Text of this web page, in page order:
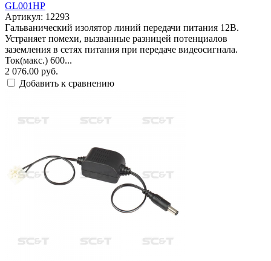
GL001HP
Артикул: 12293
Гальванический изолятор линий передачи питания 12В.
Устраняет помехи, вызванные разницей потенциалов
заземления в сетях питания при передаче видеосигнала.
Ток(макс.) 600...
2 076.00 руб.
Добавить к сравнению